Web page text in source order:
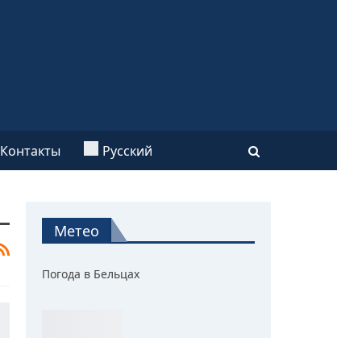
Контакты Русский
Метео
Погода в Бельцах